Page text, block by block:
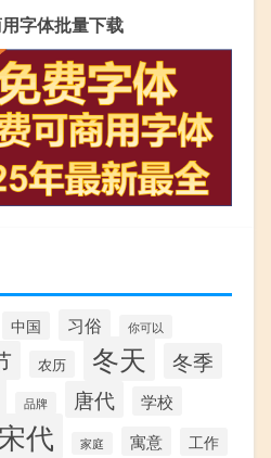
字体批量下载
中国 习俗 你可以
农历 冬天 冬季
品牌 唐代 学校
代 家庭 寓意 工作